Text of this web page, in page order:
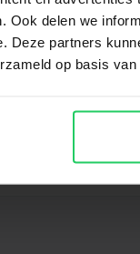
Ook delen we
Deze partners
op basis